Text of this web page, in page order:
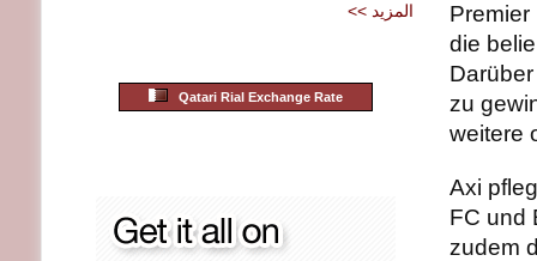
die
zu
weitere
Axi
FC und
zudem
<< المزيد
Qatari Rial Exchange Rate